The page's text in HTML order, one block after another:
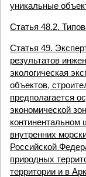
уникальные
Статья 48.2.
Статья 49.
результатов
экологическая
объектов,
предполагается
экономической
внутренних
Российской
природных
территории и в